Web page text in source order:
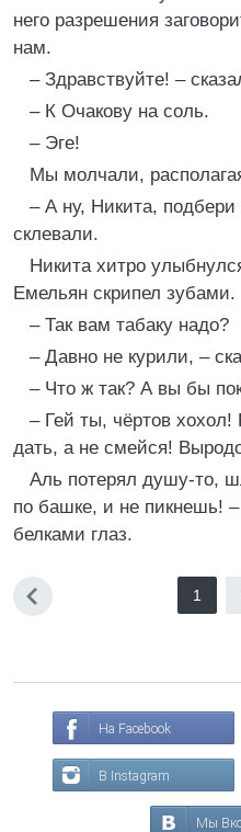
него разрешения
нам.
– Здравствуйте! –
– К Очакову на соль.
– Эге!
Мы молчали,
– А ну, Никита,
склевали.
Никита хитро
Емельян скрипел зубами.
– Так вам табаку надо?
– Давно не курили, –
– Что ж так? А вы бы
– Гей ты, чёртов
дать, а не смейся!
Аль потерял душу-то,
по башке, и не пикнешь!
белками глаз.
1
На Facebook
В Instagram
Мы